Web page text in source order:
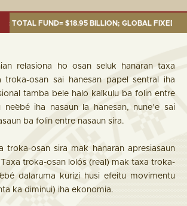
FUND= $18.95 BILLION; GLOBAL FIXED
relasiona ho osan seluk hanaran taxa
troka-osan sai hanesan papel sentral iha
tamba bele halo kalkulu ba folin entre
iha nasaun la hanesan, nune’e sai
ba folin entre nasaun sira.
troka-osan sira mak hanaran apresiasaun
troka-osan lolós (real) mak taxa troka-
dalaruma kurizi husi efeitu movimentu
ka diminui) iha ekonomia.